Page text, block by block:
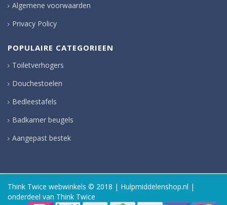
Algemene voorwaarden
Privacy Policy
POPULAIRE CATEGORIEEN
Toiletverhogers
Douchestoelen
Bedleestafels
Badkamer beugels
Aangepast bestek
Think Twice webwinkels © 2018 | Hulpmiddelenshop.nl |
onderdeel van Think Twice